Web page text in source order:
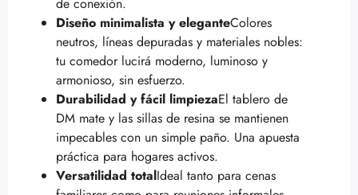
Diseño minimalista y eleganteColores
neutros, líneas depuradas y materiales nobles:
tu comedor lucirá moderno, luminoso y
armonioso, sin esfuerzo.
Durabilidad y fácil limpiezaEl tablero de
DM mate y las sillas de resina se mantienen
impecables con un simple paño. Una apuesta
práctica para hogares activos.
Versatilidad totalIdeal tanto para cenas